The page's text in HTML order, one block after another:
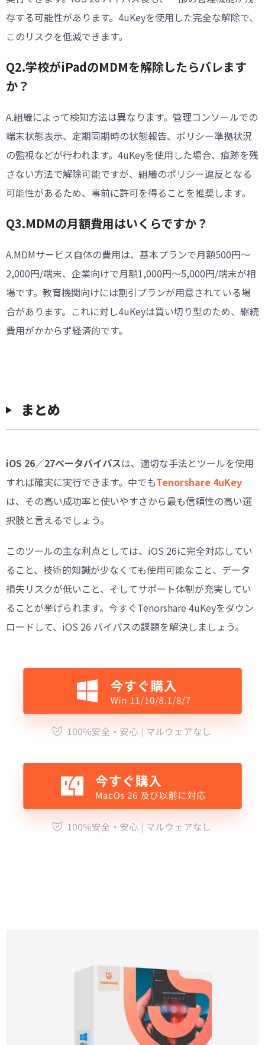
存する可能性があります。4uKeyを使用した完全な解除で、
このリスクを低減できます。
︎︎Q2.学校がiPadのMDMを解除したらバレます
か？
A.組織によって検知方法は異なります。管理コンソールでの
端末状態表示、定期同期時の状態報告、ポリシー準拠状況
の監視などが行われます。4uKeyを使用した場合、痕跡を残
さない方法で解除可能ですが、組織のポリシー違反となる
可能性があるため、事前に許可を得ることを推奨します。
︎︎Q3.MDMの月額費用はいくらですか？
A.MDMサービス自体の費用は、基本プランで月額500円〜
2,000円/端末、企業向けで月額1,000円〜5,000円/端末が相
場です。教育機関向けには割引プランが用意されている場
合があります。これに対し4uKeyは買い切り型のため、継続
費用がかからず経済的です。
まとめ
iOS 26／27ベータバイパスは、適切な手法とツールを使用
すれば確実に実行できます。中でもTenorshare 4uKey
は、その高い成功率と使いやすさから最も信頼性の高い選
択肢と言えるでしょう。
このツールの主な利点としては、iOS 26に完全対応してい
ること、技術的知識が少なくても使用可能なこと、データ
損失リスクが低いこと、そしてサポート体制が充実してい
ることが挙げられます。今すぐTenorshare 4uKeyをダウン
ロードして、iOS 26 バイパスの課題を解決しましょう。